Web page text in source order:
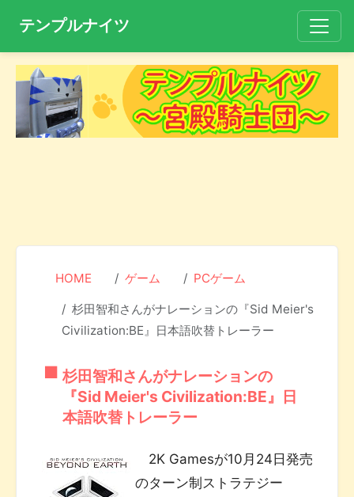
テンプルナイツ
HOME ゲーム PCゲーム
杉田智和さんがナレーションの『Sid Meier's
Civilization:BE』日本語吹替トレーラー
杉田智和さんがナレーションの
『Sid Meier's Civilization:BE』日
本語吹替トレーラー
2K Gamesが10月24日発売
のターン制ストラテジー